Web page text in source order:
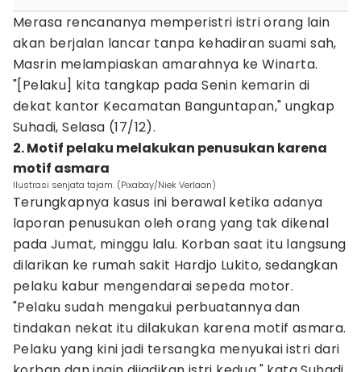
Merasa rencananya memperistri istri orang lain
akan berjalan lancar tanpa kehadiran suami sah,
Masrin melampiaskan amarahnya ke Winarta.
"[Pelaku] kita tangkap pada Senin kemarin di
dekat kantor Kecamatan Banguntapan," ungkap
Suhadi, Selasa (17/12).
2. Motif pelaku melakukan penusukan karena
motif asmara
Ilustrasi senjata tajam. (Pixabay/Niek Verlaan)
Terungkapnya kasus ini berawal ketika adanya
laporan penusukan oleh orang yang tak dikenal
pada Jumat, minggu lalu. Korban saat itu langsung
dilarikan ke rumah sakit Hardjo Lukito, sedangkan
pelaku kabur mengendarai sepeda motor.
"Pelaku sudah mengakui perbuatannya dan
tindakan nekat itu dilakukan karena motif asmara.
Pelaku yang kini jadi tersangka menyukai istri dari